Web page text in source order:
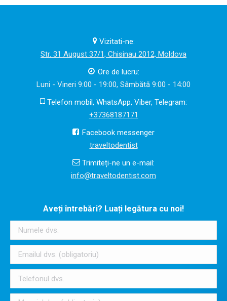
Vizitati-ne:
Str. 31 August 37/1, Chisinau 2012, Moldova
Ore de lucru:
Luni - Vineri 9:00 - 19:00, Sâmbătă 9:00 - 14:00
Telefon mobil, WhatsApp, Viber, Telegram:
+37368187171
Facebook messenger
traveltodentist
Trimiteți-ne un e-mail:
info@traveltodentist.com
Aveți întrebări? Luați legătura cu noi!